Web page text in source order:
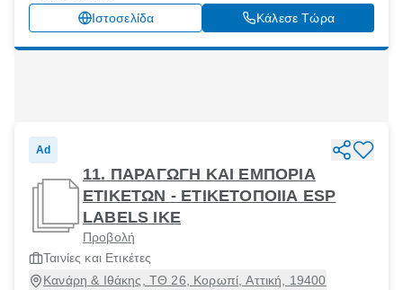
Ιστοσελίδα
Κάλεσε Τώρα
Ad
11. ΠΑΡΑΓΩΓΗ ΚΑΙ ΕΜΠΟΡΙΑ
ΕΤΙΚΕΤΩΝ - ΕΤΙΚΕΤΟΠΟΙΙΑ ESP
LABELS IKE
Προβολή
Ταινίες και Ετικέτες
Κανάρη & Ιθάκης, ΤΘ 26, Κορωπί, Αττική, 19400